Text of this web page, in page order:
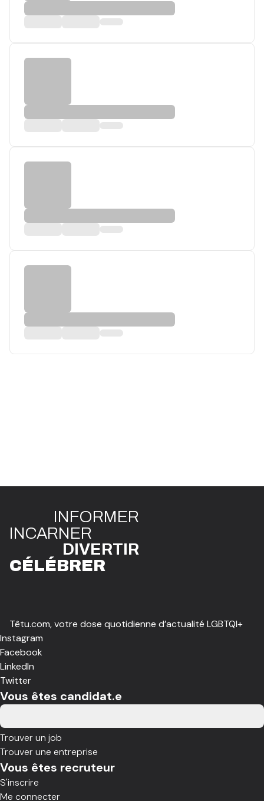
INFORMER
INCARNER
DIVERTIR
CÉLÉBRER
Têtu.com, votre dose quotidienne d’actualité LGBTQI+
Instagram
Facebook
LinkedIn
Twitter
Vous êtes candidat.e
Trouver un job
Trouver une entreprise
Vous êtes recruteur
S'inscrire
Me connecter